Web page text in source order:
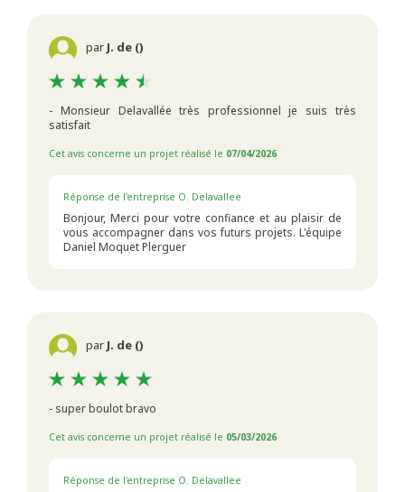
par J. de ()
- Monsieur Delavallée très professionnel je suis très
satisfait
Cet avis concerne un projet réalisé le 07/04/2026
Réponse de l'entreprise O. Delavallee
Bonjour, Merci pour votre confiance et au plaisir de
vous accompagner dans vos futurs projets. L'équipe
Daniel Moquet Plerguer
par J. de ()
- super boulot bravo
Cet avis concerne un projet réalisé le 05/03/2026
Réponse de l'entreprise O. Delavallee